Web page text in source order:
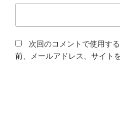
次回のコメントで使用す
前、メールアドレス、サイト